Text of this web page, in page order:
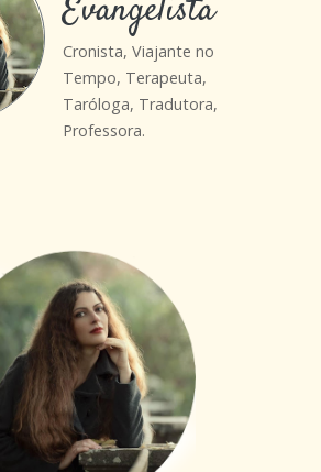
Evangelista
Cronista, Viajante no
Tempo, Terapeuta,
Taróloga, Tradutora,
Professora.